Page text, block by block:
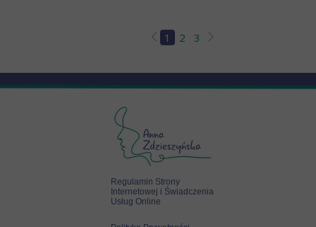
Regulamin Strony
Internetowej i Świadczenia
Usług Online
1 2 3